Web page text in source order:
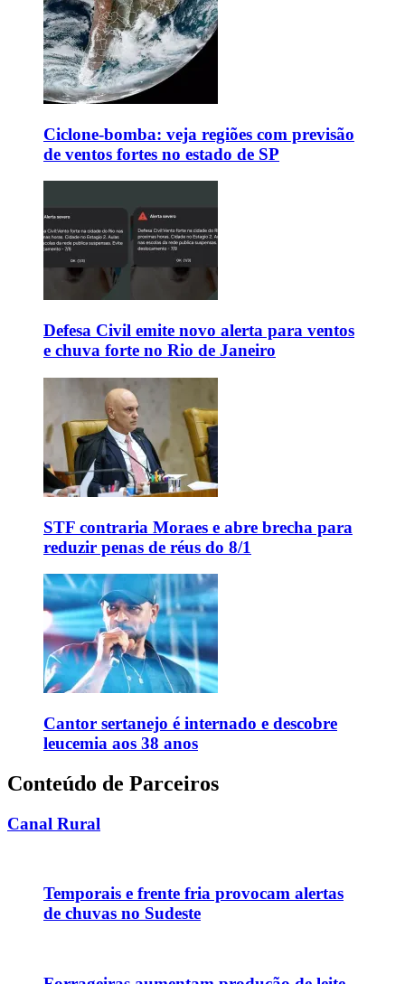
Ciclone-bomba: veja regiões com previsão
de ventos fortes no estado de SP
Defesa Civil emite novo alerta para ventos
e chuva forte no Rio de Janeiro
STF contraria Moraes e abre brecha para
reduzir penas de réus do 8/1
Cantor sertanejo é internado e descobre
leucemia aos 38 anos
Conteúdo de Parceiros
Canal Rural
Temporais e frente fria provocam alertas
de chuvas no Sudeste